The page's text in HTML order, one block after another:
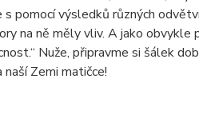
pomocí výsledků různých
na ně měly vliv. A jako obvykle
Nuže, připravme si šálek
Zemi matičce!